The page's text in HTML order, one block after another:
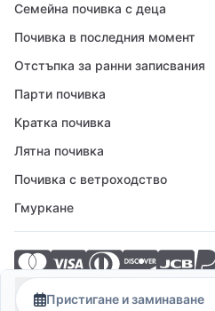
Пристигане и заминаване
Семейна почивка с деца
Почивка в последния момент
Отстъпка за ранни записвания
Парти почивка
Кратка почивка
Лятна почивка
Почивка с ветроходство
Гмуркане